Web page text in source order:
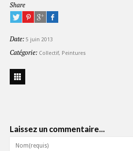
Share
Date: 5 juin 2013
Catégorie: Collectif, Peintures
Laissez un commentaire...